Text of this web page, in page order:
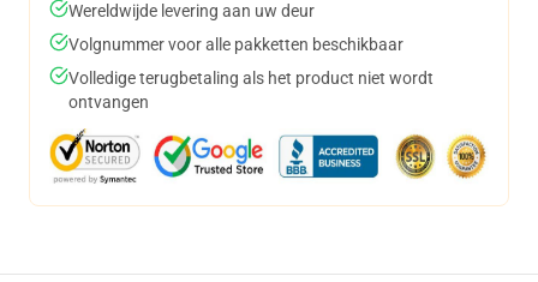
Wereldwijde levering aan uw deur
Volgnummer voor alle pakketten beschikbaar
Volledige terugbetaling als het product niet wordt
ontvangen